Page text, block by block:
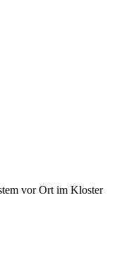
vor Ort im Kloster